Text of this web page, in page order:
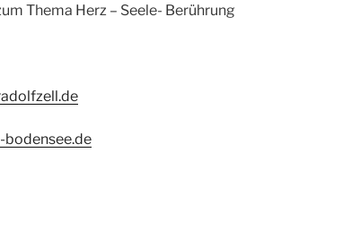
Thema Herz – Seele- Berührung
bodensee.de